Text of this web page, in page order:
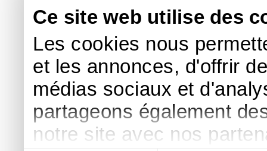
Ce site web utilise des
Les cookies nous
et les annonces, d'offrir
médias sociaux et
partageons également
notre site avec nos